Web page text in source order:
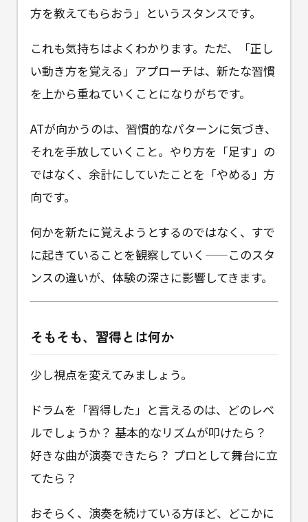
方を教えてもらおう」というスタンスです。
これも気持ちはよくわかります。ただ、「正し
い動き方を覚える」アプローチは、新たな習慣
を上から重ねていくことになりがちです。
ATが向かうのは、習慣的なパターンに気づき、
それを手放していくこと。やり方を「足す」の
ではなく、余計にしていたことを「やめる」方
向です。
何かを新たに覚えようとするのではなく、すで
に起きていることを観察していく——このスタ
ンスの違いが、体験の深さに影響してきます。
そもそも、習得とは何か
少し視点を変えてみましょう。
ドラムを「習得した」と言えるのは、どのレベ
ルでしょうか？ 基本的なリズムが叩けたら？
好きな曲が演奏できたら？ プロとして舞台に立
てたら？
おそらく、演奏を続けている方ほど、どこかに